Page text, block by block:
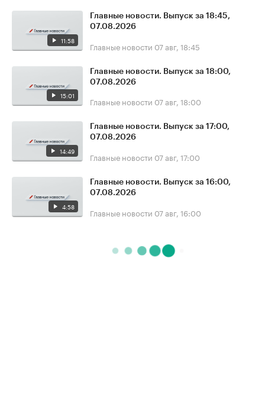
11:58
Главные новости. Выпуск за 18:45,
07.08.2026
Главные новости 07 авг, 18:45
15:01
Главные новости. Выпуск за 18:00,
07.08.2026
Главные новости 07 авг, 18:00
14:49
Главные новости. Выпуск за 17:00,
07.08.2026
Главные новости 07 авг, 17:00
4:58
Главные новости. Выпуск за 16:00,
07.08.2026
Главные новости 07 авг, 16:00